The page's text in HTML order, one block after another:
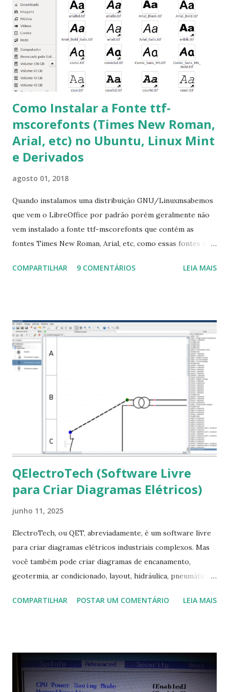
clicando em “Ok” Agora aceite os termos de uso clicando
em “Sim” Pronto agora abra o LibreOffice e veja se as
fontes Times New Roman, Arial estão instaladas. Caso
ocorra algum erro ou precisa reinstalar, execute: $ sudo
apt-get install --reinstall ttf-mscorefonts-installer
Como Instalar a Fonte ttf-
mscorefonts (Times New Roman,
Arial, etc) no Ubuntu, Linux Mint
e Derivados
agosto 01, 2018
Quando instalamos uma distribuição GNU/Linuxmsabemos
que vem o LibreOffice por padrão porém geralmente não
vem instalado a fonte ttf-mscorefonts que contém as
fontes Times New Roman, Arial, etc, como essas fontes são
a Associação Brasileira de Normas Técnicas (ABNT), exige
que contém essas fontes. Ao instalar o GNU/Linux abra o
terminal e execute o comando: $ sudo apt-get install ttf-
mscorefonts-installer Leia os termos de uso e avance
clicando em “Ok” Agora aceite os termos de uso clicando
em “Sim” Pronto agora abra o LibreOffice e veja se as
fontes Times New Roman, Arial estão instaladas. Caso
ocorra algum erro ou precisa reinstalar, execute: $ sudo
apt-get install --reinstall ttf-mscorefonts-installer
COMPARTILHAR 9 COMENTÁRIOS LEIA MAIS
QElectroTech (Software Livre
para Criar Diagramas Elétricos)
junho 11, 2025
ElectroTech, ou QET, abreviadamente, é um software livre
para criar diagramas elétricos industriais complexos. Mas
você também pode criar diagramas de encanamento,
geotermia, ar condicionado, layout, hidráulica, pneumática,
Na última versão 0.100, a coleção contém mais de 8.000
COMPARTILHAR POSTAR UM COMENTÁRIO LEIA MAIS